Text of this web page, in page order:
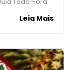
Leia Mais